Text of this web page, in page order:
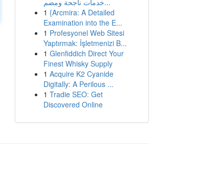
خدمات ناجحة ومضم...
1 {Arcmira: A Detailed
Examination into the E...
1 Profesyonel Web Sitesi
Yaptırmak: İşletmenizi B...
1 Glenfiddich Direct Your
Finest Whisky Supply
1 Acquire K2 Cyanide
Digitally: A Perilous ...
1 Tradie SEO: Get
Discovered Online